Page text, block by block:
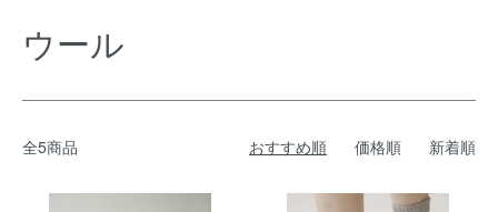
ウール
全5商品 おすすめ順 価格順 新着順